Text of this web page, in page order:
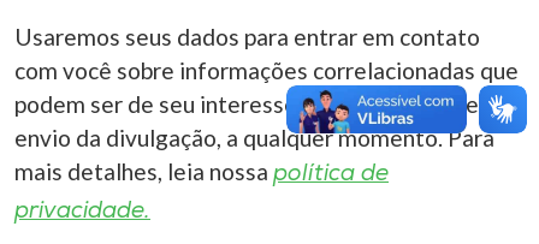
Usaremos seus dados para entrar em contato
com você sobre informações correlacionadas que
podem ser de seu interesse. Você pode cancelar o
envio da divulgação, a qualquer momento. Para
mais detalhes, leia nossa política de
privacidade.